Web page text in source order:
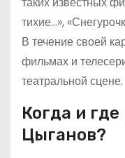
тихие…»,
В течение своей
фильмах и
театральной сцене.
Когда и
Цыганов?